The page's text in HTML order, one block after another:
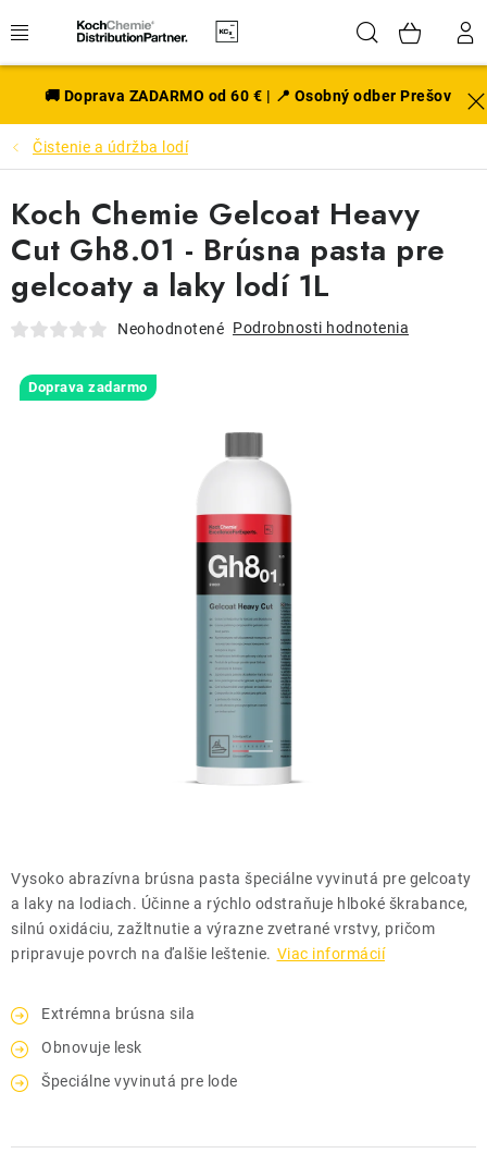
na
Hľadať
EXTERIÉR
DISKY A PNEU
INTERIÉR
PRÍSLUŠENSTVO
VÔNE DO AUTA
VÝHODNÉ SADY
+421 918 725 111
🚚 Doprava ZADARMO od 60 € | 📍 Osobný odber Prešov
Čistenie a údržba lodí
Vysoko abrazívna brúsna pasta špeciálne vyvinutá pre gelcoaty
a laky na lodiach. Účinne a rýchlo odstraňuje hlboké škrabance,
silnú oxidáciu, zažltnutie a výrazne zvetrané vrstvy, pričom
pripravuje povrch na ďalšie leštenie. Viac informácií
Extrémna brúsna sila
Obnovuje lesk
Špeciálne vyvinutá pre lode
Koch Chemie Gelcoat Heavy
Cut Gh8.01 - Brúsna pasta pre
gelcoaty a laky lodí 1L
Neohodnotené Podrobnosti hodnotenia
Doprava zadarmo